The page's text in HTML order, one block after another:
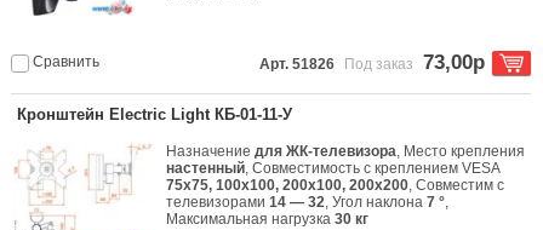
Сравнить Арт. 51826 Под заказ 73,00р
Кронштейн Electric Light КБ-01-11-У
Назначениедля ЖК-телевизора, Место крепления
настенный, Совместимость с креплением VESA
75x75, 100x100, 200x100, 200x200, Совместим с
телевизорами14 — 32, Угол наклона7 °,
Максимальная нагрузка30 кг